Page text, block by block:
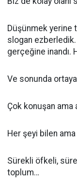
Düşünmek yerine
slogan
gerçeğine inandı.
Ve sonunda
Çok konuşan ama
Her şeyi bilen
Sürekli öfkeli,
toplum…